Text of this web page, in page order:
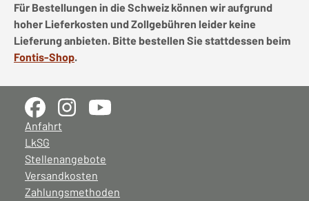
Für Bestellungen in die Schweiz können wir aufgrund
hoher Lieferkosten und Zollgebühren leider keine
Lieferung anbieten. Bitte bestellen Sie stattdessen beim
Fontis-Shop.
Anfahrt
LkSG
Stellenangebote
Versandkosten
Zahlungsmethoden